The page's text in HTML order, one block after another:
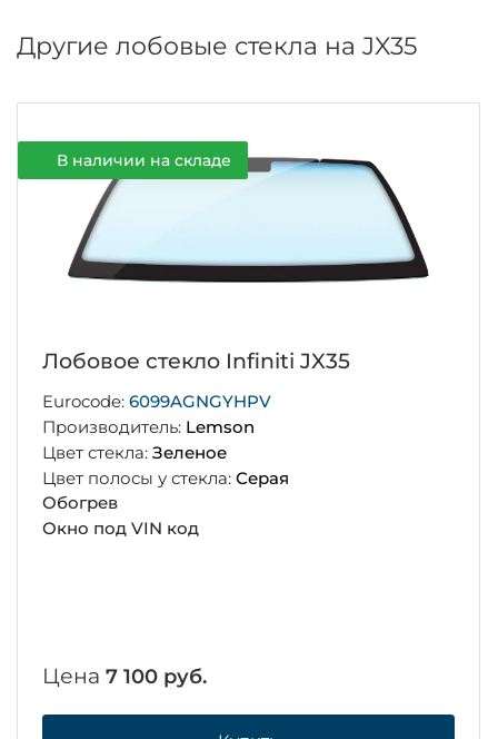
Другие лобовые стекла на JX35
В наличии на складе
Лобовое стекло Infiniti JX35
Eurocode:6099AGNGYHPV
Производитель: Lemson
Цвет стекла:Зеленое
Цвет полосы у стекла:Серая
Обогрев
Окно под VIN код
Цена7 100 руб.